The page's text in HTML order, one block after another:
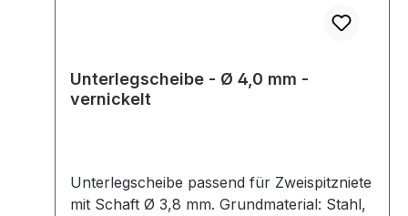
Unterlegscheibe - Ø 4,0 mm -
vernickelt
Unterlegscheibe passend für Zweispitzniete
mit Schaft Ø 3,8 mm. Grundmaterial: Stahl,